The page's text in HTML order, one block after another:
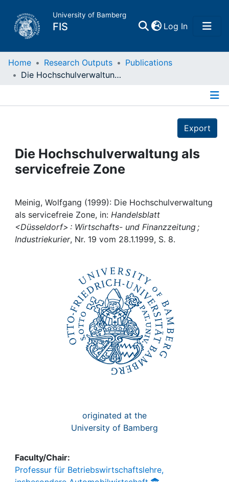
University of Bamberg
FIS Log In(current)
Home
Projects
People
Institutions
Awards
Home Research Outputs
Publications
Die Hochschulverwaltung als servicefreie Zone
Export
Die Hochschulverwaltung als
servicefreie Zone
Meinig, Wolfgang (1999): Die Hochschulverwaltung
als servicefreie Zone, in: Handelsblatt
<Düsseldorf> : Wirtschafts- und Finanzzeitung ;
Industriekurier, Nr. 19 vom 28.1.1999, S. 8.
originated at the
University of Bamberg
Faculty/Chair:
Professur für Betriebswirtschaftslehre,